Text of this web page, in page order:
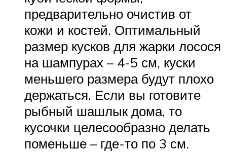
предварительно очистив от
кожи и костей. Оптимальный
размер кусков для жарки лосося
на шампурах – 4-5 см, куски
меньшего размера будут плохо
держаться. Если вы готовите
рыбный шашлык дома, то
кусочки целесообразно делать
поменьше – где-то по 3 см.